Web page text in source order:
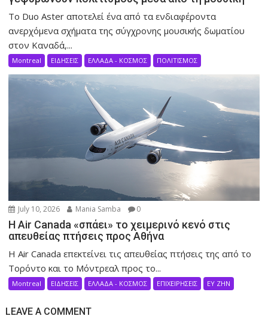
Το Duo Aster αποτελεί ένα από τα ενδιαφέροντα
ανερχόμενα σχήματα της σύγχρονης μουσικής δωματίου
στον Καναδά,...
Montreal ΕΙΔΗΣΕΙΣ ΕΛΛΑΔΑ - ΚΟΣΜΟΣ ΠΟΛΙΤΙΣΜΟΣ
July 10, 2026 Mania Samba 0
Η Air Canada «σπάει» το χειμερινό κενό στις
απευθείας πτήσεις προς Αθήνα
Η Air Canada επεκτείνει τις απευθείας πτήσεις της από το
Τορόντο και το Μόντρεαλ προς το...
Montreal ΕΙΔΗΣΕΙΣ ΕΛΛΑΔΑ - ΚΟΣΜΟΣ ΕΠΙΧΕΙΡΗΣΕΙΣ ΕΥ ΖΗΝ
LEAVE A COMMENT